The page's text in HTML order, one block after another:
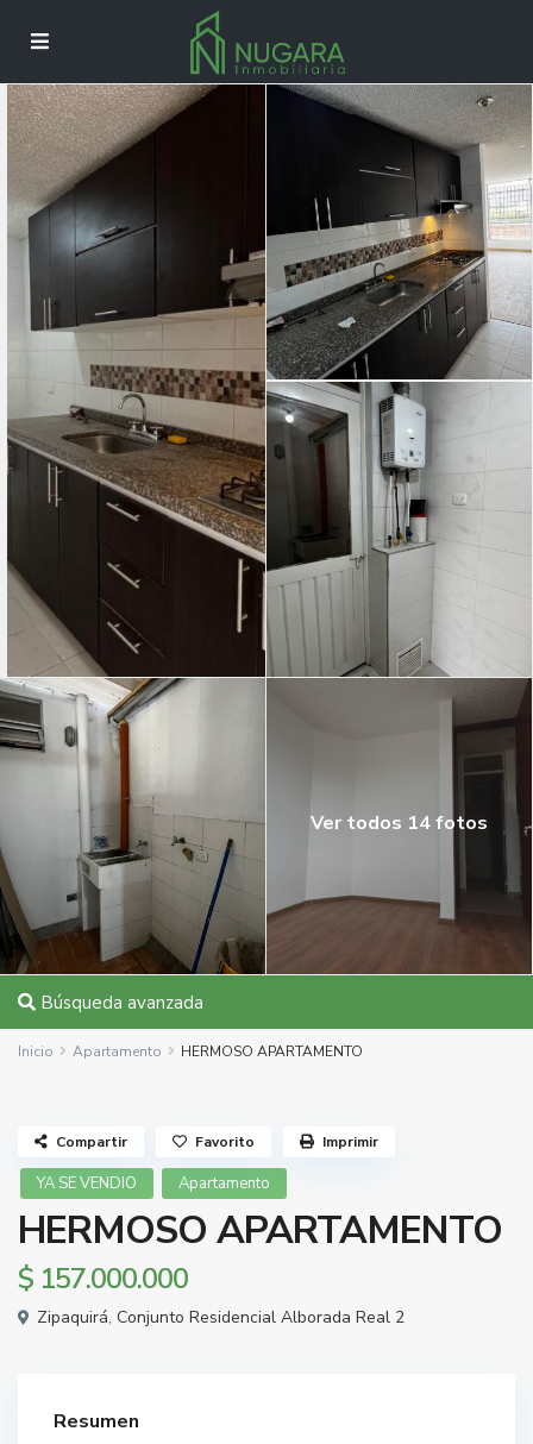
Ver todos 14 fotos
Búsqueda avanzada
Inicio Apartamento HERMOSO APARTAMENTO
YA SE VENDIO Apartamento
HERMOSO APARTAMENTO
$ 157.000.000
Zipaquirá, Conjunto Residencial Alborada Real 2
Compartir Favorito Imprimir
Resumen